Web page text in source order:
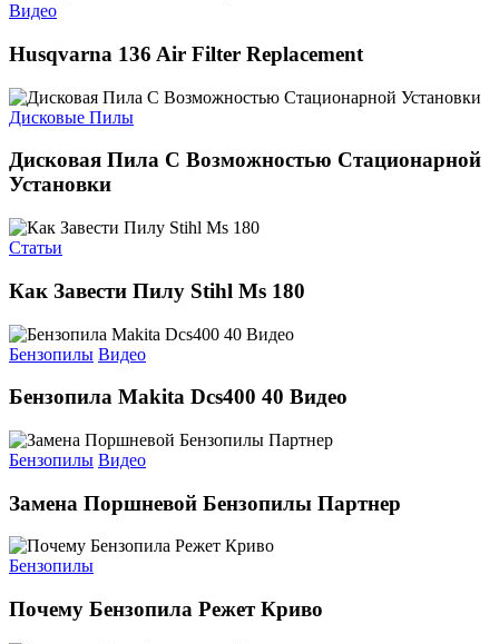
Видео
Husqvarna 136 Air Filter Replacement
Дисковые Пилы
Дисковая Пила С Возможностью Стационарной
Установки
Статьи
Как Завести Пилу Stihl Ms 180
Бензопилы Видео
Бензопила Makita Dcs400 40 Видео
Бензопилы Видео
Замена Поршневой Бензопилы Партнер
Бензопилы
Почему Бензопила Режет Криво